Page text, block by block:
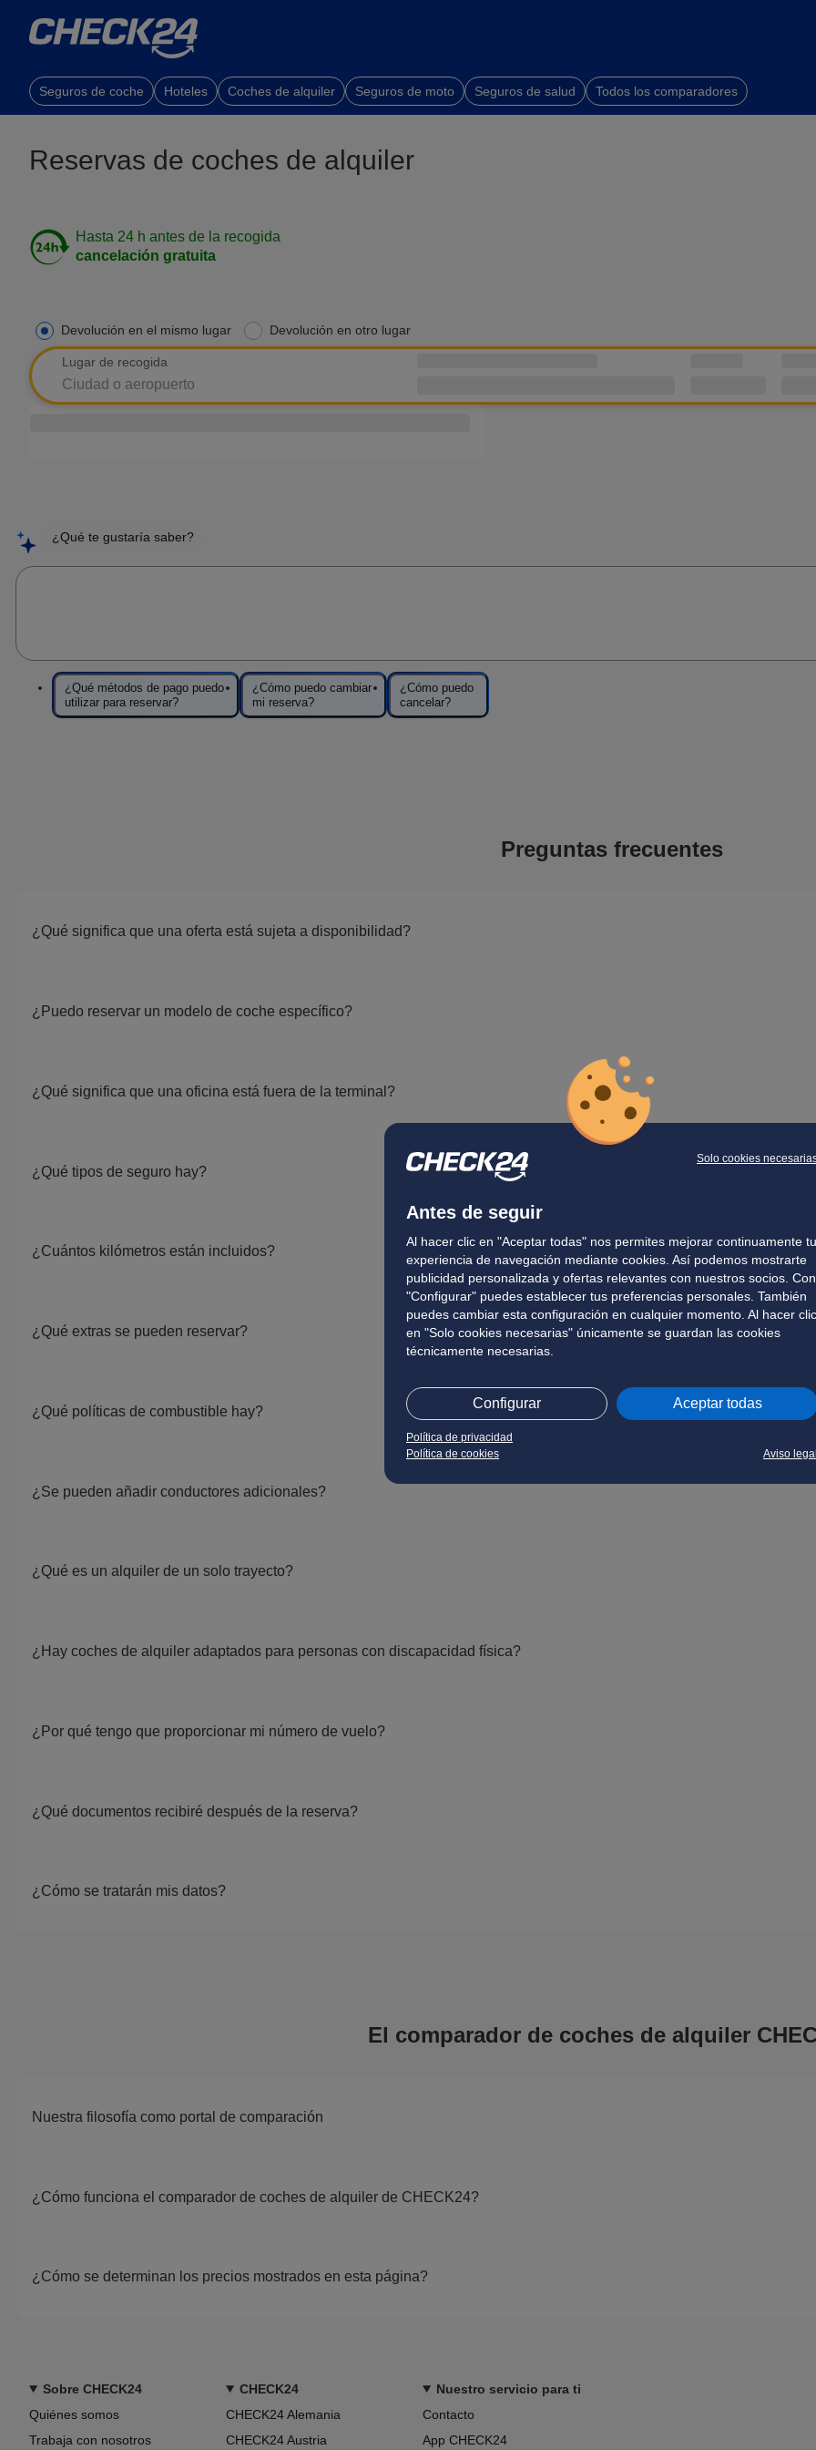
Solo cookies
Antes de seguir
Al hacer clic en "Aceptar todas" nos permites mejorar continuamente tu
experiencia de navegación mediante cookies. Así podemos mostrarte
publicidad personalizada y ofertas relevantes con nuestros socios. Con
"Configurar" puedes establecer tus preferencias personales. También
puedes cambiar esta configuración en cualquier momento. Al hacer clic
en "Solo cookies necesarias" únicamente se guardan las cookies
técnicamente necesarias.
Configurar Aceptar todas
Política de privacidad
Política de cookies
Aviso
Seguros de coche Hoteles Coches de alquiler Seguros de moto Seguros de salud Todos los comparadores
Reservas de coches de alquiler
Hasta 24 h antes de la recogida
cancelación gratuita
Devolución en el mismo lugar Devolución en otro lugar
Lugar de recogida
¿Qué te gustaría saber?
¿Qué métodos de pago puedo
utilizar para reservar?
¿Cómo puedo cambiar
mi reserva?
¿Cómo puedo
cancelar?
Preguntas frecuentes
¿Qué significa que una oferta está sujeta a disponibilidad?
¿Puedo reservar un modelo de coche específico?
¿Qué significa que una oficina está fuera de la terminal?
¿Qué tipos de seguro hay?
¿Cuántos kilómetros están incluidos?
¿Qué extras se pueden reservar?
¿Qué políticas de combustible hay?
¿Se pueden añadir conductores adicionales?
¿Qué es un alquiler de un solo trayecto?
¿Hay coches de alquiler adaptados para personas con discapacidad física?
¿Por qué tengo que proporcionar mi número de vuelo?
¿Qué documentos recibiré después de la reserva?
¿Cómo se tratarán mis datos?
El comparador de coches de alquiler
Nuestra filosofía como portal de comparación
¿Cómo funciona el comparador de coches de alquiler de CHECK24?
¿Cómo se determinan los precios mostrados en esta página?
Sobre CHECK24
Quiénes somos
Trabaja con nosotros
CHECK24
CHECK24 Alemania
CHECK24 Austria
Nuestro servicio para ti
Contacto
App CHECK24